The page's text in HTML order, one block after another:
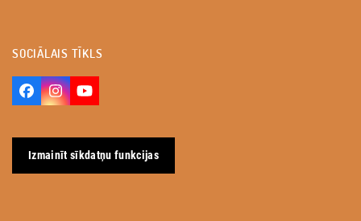
SOCIĀLAIS TĪKLS
Facebook
InstagramYouTube
Izmainīt sīkdatņu funkcijas